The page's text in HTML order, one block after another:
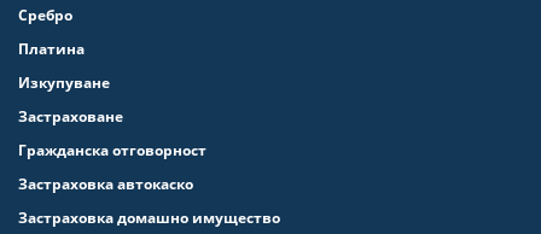
Сребро
Платина
Изкупуване
Застраховане
Гражданска отговорност
Застраховка автокаско
Застраховка домашно имущество